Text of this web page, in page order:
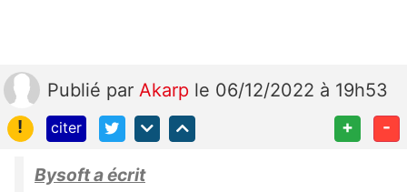
Publié par Akarp le 06/12/2022 à 19h53
!
citer + -
Bysoft a écrit